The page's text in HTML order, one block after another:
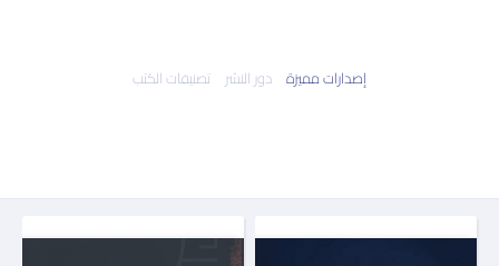
إصدارات مميزة دور النشر تصنيفات الكتب